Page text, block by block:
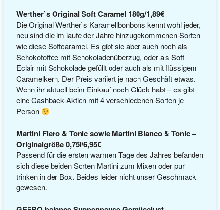
Werther`s Original Soft Caramel 180g/1,89€
Die Original Werther`s Karamellbonbons kennt wohl jeder,
neu sind die im laufe der Jahre hinzugekommenen Sorten
wie diese Softcaramel. Es gibt sie aber auch noch als
Schokotoffee mit Schokoladenüberzug, oder als Soft
Eclair mit Schokolade gefüllt oder auch als mit flüssigem
Caramelkern. Der Preis variiert je nach Geschäft etwas.
Wenn ihr aktuell beim Einkauf noch Glück habt – es gibt
eine Cashback-Aktion mit 4 verschiedenen Sorten je
Person
Martini Fiero & Tonic sowie Martini Bianco & Tonic –
Originalgröße 0,75l/6,95€
Passend für die ersten warmen Tage des Jahres befanden
sich diese beiden Sorten Martini zum Mixen oder pur
trinken in der Box. Beides leider nicht unser Geschmack
gewesen.